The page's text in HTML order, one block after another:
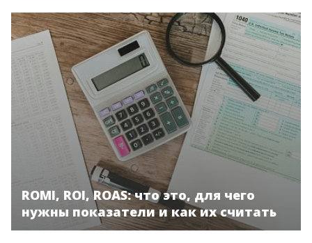
ROMI, ROI, ROAS: что это, для чего
нужны показатели и как их считать